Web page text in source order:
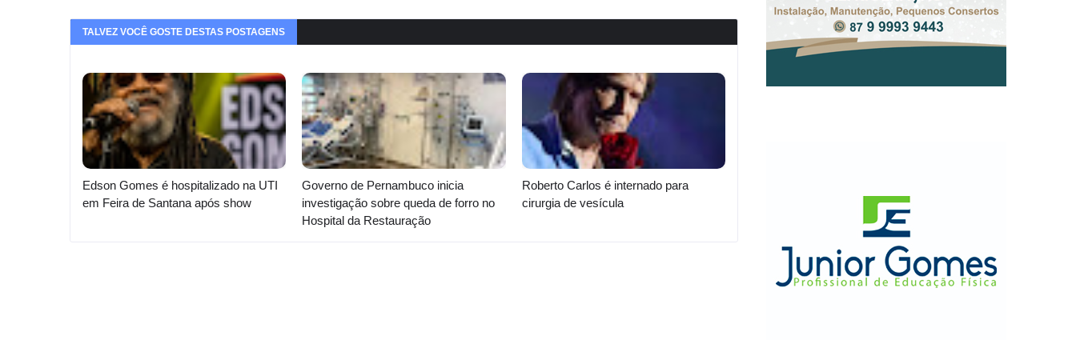
TALVEZ VOCÊ GOSTE DESTAS POSTAGENS
Edson Gomes é hospitalizado na UTI
em Feira de Santana após show
Governo de Pernambuco inicia
investigação sobre queda de forro no
Hospital da Restauração
Roberto Carlos é internado para
cirurgia de vesícula